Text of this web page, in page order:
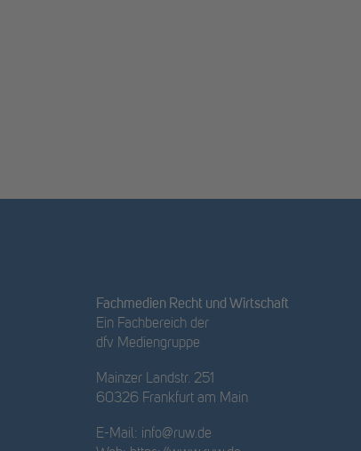
Fachmedien Recht und Wirtschaft
Ein Fachbereich der
dfv Mediengruppe
Mainzer Landstr. 251
60326 Frankfurt am Main
E-Mail: info@ruw.de